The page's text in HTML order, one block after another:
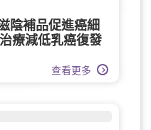
陰補品促進癌細
療減低乳癌復發
查看更多